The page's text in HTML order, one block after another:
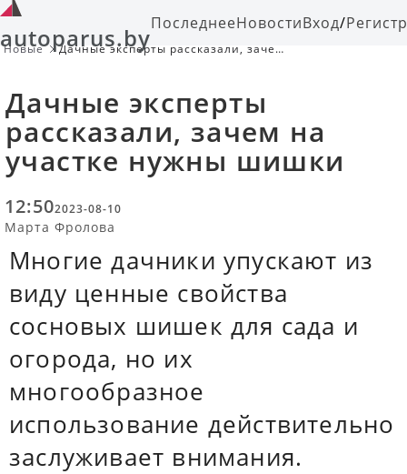
autoparus.byПоследнееНовостиВход/
Новые
Дачные эксперты рассказали, зачем
Дачные эксперты
рассказали, зачем на
участке нужны шишки
12:502023-08-10
Марта Фролова
Многие дачники упускают из
виду ценные свойства
сосновых шишек для сада и
огорода, но их
многообразное
использование действительно
заслуживает внимания.